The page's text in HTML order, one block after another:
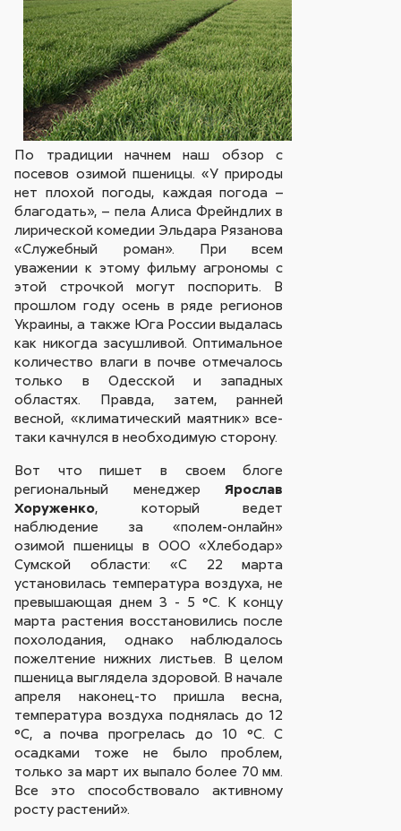
По традиции начнем наш обзор с
посевов озимой пшеницы. «У природы
нет плохой погоды, каждая погода –
благодать», – пела Алиса Фрейндлих в
лирической комедии Эльдара Рязанова
«Служебный роман». При всем
уважении к этому фильму агрономы с
этой строчкой могут поспорить. В
прошлом году осень в ряде регионов
Украины, а также Юга России выдалась
как никогда засушливой. Оптимальное
количество влаги в почве отмечалось
только в Одесской и западных
областях. Правда, затем, ранней
весной, «климатический маятник» все-
таки качнулся в необходимую сторону.
Вот что пишет в своем блоге
региональный менеджер Ярослав
Хоруженко, который ведет
наблюдение за «полем-онлайн»
озимой пшеницы в ООО «Хлебодар»
Сумской области: «С 22 марта
установилась температура воздуха, не
превышающая днем 3 - 5 °С. К концу
марта растения восстановились после
похолодания, однако наблюдалось
пожелтение нижних листьев. В целом
пшеница выглядела здоровой. В начале
апреля наконец-то пришла весна,
температура воздуха поднялась до 12
°С, а почва прогрелась до 10 °С. С
осадками тоже не было проблем,
только за март их выпало более 70 мм.
Все это способствовало активному
росту растений».